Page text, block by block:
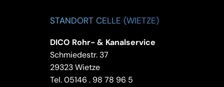
STANDORT CELLE (WIETZE)
DICO Rohr- & Kanalservice
Schmiedestr. 37
29323 Wietze
Tel.05146 . 98 78 96 5